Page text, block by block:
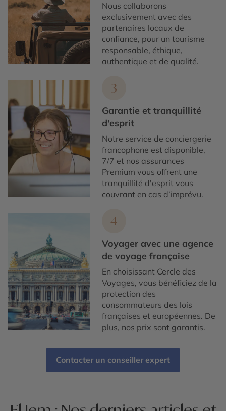
Nous collaborons
exclusivement avec des
partenaires locaux de
confiance, pour un tourisme
responsable, éthique,
authentique et de qualité.
3
Garantie et tranquillité
d'esprit
Notre service de conciergerie
francophone est disponible,
7/7 et nos assurances
Premium vous offrent une
tranquillité d'esprit vous
couvrant en cas d’imprévu.
4
Voyager avec une agence
de voyage française
En choisissant Cercle des
Voyages, vous bénéficiez de la
protection des
consommateurs des lois
françaises et européennes. De
plus, nos prix sont garantis.
Contacter un conseiller expert